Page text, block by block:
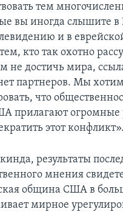
тем
вы иногда слышите в
и в
кто так охотно
не достичь мира,
партнеров. Мы
что
прилагают огромные
этот конфликт».
результаты
мнения
община США в
мирное